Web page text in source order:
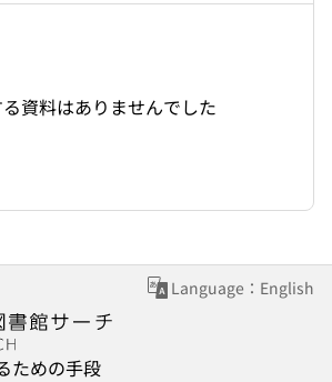
資料はありませんでした
Language：English
ための手段